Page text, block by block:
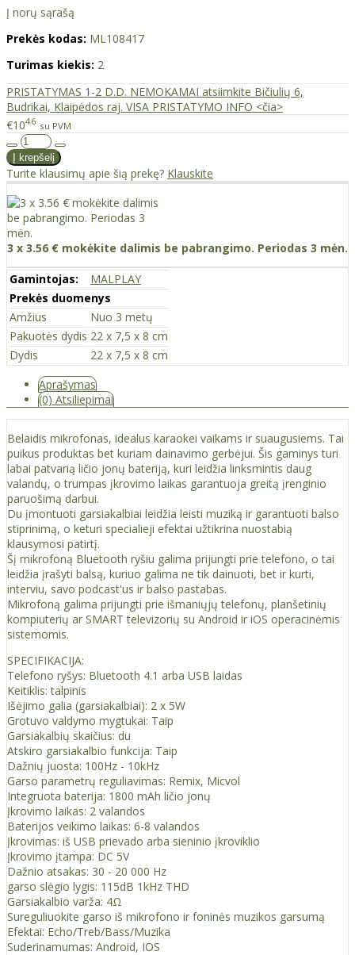
Į norų sąrašą
Prekės kodas: ML108417
Turimas kiekis: 2
PRISTATYMAS 1-2 D.D. NEMOKAMAI atsiimkite Bičiulių 6,
Budrikai, Klaipėdos raj. VISA PRISTATYMO INFO <čia>
€1046 su PVM
Turite klausimų apie šią prekę? Klauskite
3 x 3.56 € mokėkite dalimis be pabrangimo. Periodas 3 mėn.
Gamintojas:
MALPLAY
Prekės duomenys
Amžius
Nuo 3 metų
Pakuotės dydis 22 x 7,5 x 8 cm
Dydis
22 x 7,5 x 8 cm
Aprašymas
(0) Atsiliepimai
Belaidis mikrofonas, idealus karaokei vaikams ir suaugusiems. Tai
puikus produktas bet kuriam dainavimo gerbėjui. Šis gaminys turi
labai patvarią ličio jonų bateriją, kuri leidžia linksmintis daug
valandų, o trumpas įkrovimo laikas garantuoja greitą įrenginio
paruošimą darbui.
Du įmontuoti garsiakalbiai leidžia leisti muziką ir garantuoti balso
stiprinimą, o keturi specialieji efektai užtikrina nuostabią
klausymosi patirtį.
Šį mikrofoną Bluetooth ryšiu galima prijungti prie telefono, o tai
leidžia įrašyti balsą, kuriuo galima ne tik dainuoti, bet ir kurti,
interviu, savo podcast'us ir balso pastabas.
Mikrofoną galima prijungti prie išmaniųjų telefonų, planšetinių
kompiuterių ar SMART televizorių su Android ir iOS operacinėmis
sistemomis.
SPECIFIKACIJA:
Telefono ryšys: Bluetooth 4.1 arba USB laidas
Keitiklis: talpinis
Išėjimo galia (garsiakalbiai): 2 x 5W
Grotuvo valdymo mygtukai: Taip
Garsiakalbių skaičius: du
Atskiro garsiakalbio funkcija: Taip
Dažnių juosta: 100Hz - 10kHz
Garso parametrų reguliavimas: Remix, Micvol
Integruota baterija: 1800 mAh ličio jonų
Įkrovimo laikas: 2 valandos
Baterijos veikimo laikas: 6-8 valandos
Įkrovimas: iš USB prievado arba sieninio įkroviklio
Įkrovimo įtampa: DC 5V
Dažnio atsakas: 30 - 20 000 Hz
garso slėgio lygis: 115dB 1kHz THD
Garsiakalbio varža: 4Ω
Sureguliuokite garso iš mikrofono ir foninės muzikos garsumą
Efektai: Echo/Treb/Bass/Muzika
Suderinamumas: Android, IOS